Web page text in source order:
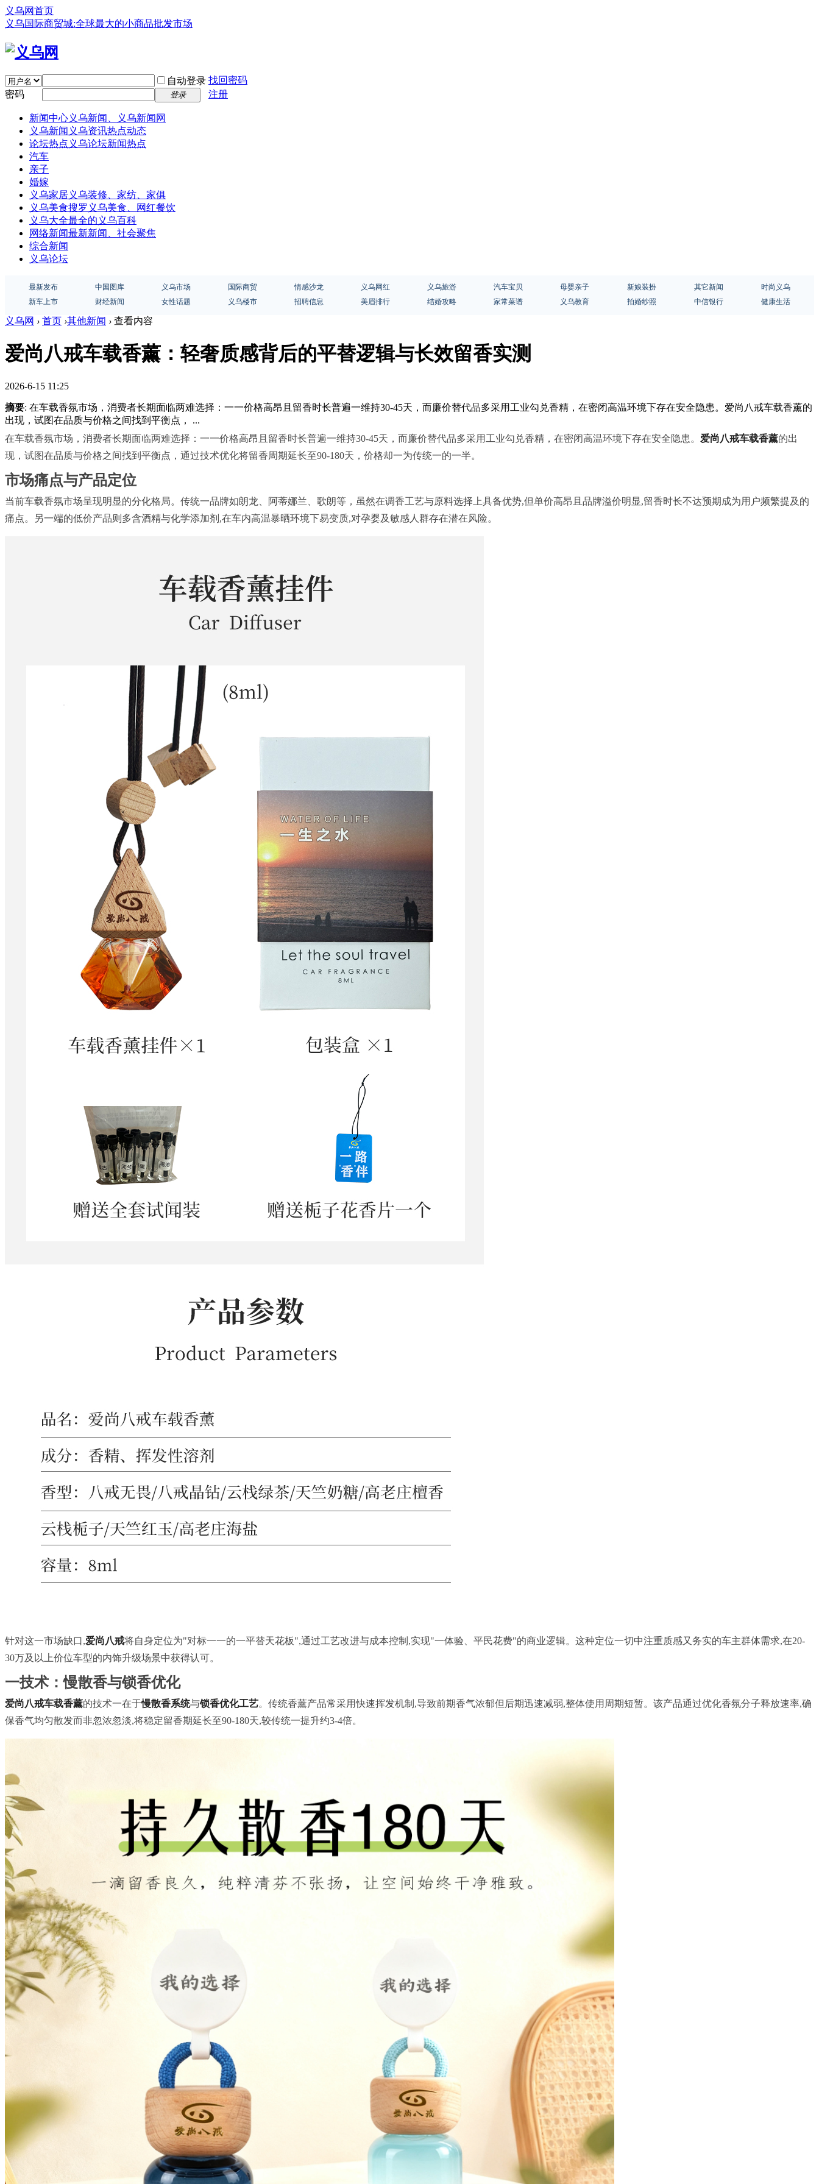
义乌网首页
义乌国际商贸城:全球最大的小商品批发市场
自动登录 找回密码
密码
登录 注册
新闻中心义乌新闻、义乌新闻网
义乌新闻 义乌资讯热点动态
论坛热点 义乌论坛新闻热点
汽车
亲子
婚嫁
义乌家居义乌装修、家纺、家俱
义乌美食搜罗义乌美食、网红餐饮
义乌大全最全的义乌百科
网络新闻最新新闻、社会聚焦
综合新闻
义乌论坛
最新发布 中国图库 义乌市场 国际商贸 情感沙龙 义乌网红 义乌旅游 汽车宝贝 母婴亲子 新娘装扮 其它新闻
时尚义乌
新车上市
财经新闻 女性话题 义乌楼市 招聘信息 美眉排行 结婚攻略 家常菜谱 义乌教育 拍婚纱照 中信银行 健康生活
义乌网 › 首页 ›其他新闻 › 查看内容
爱尚八戒车载香薰：轻奢质感背后的平替逻辑与长效留香实测
2026-6-15 11:25
摘要: 在车载香氛市场，消费者长期面临两难选择：一一价格高昂且留香时长普遍一维持30-45天，而廉价替代品多采用工业勾兑香精，在密闭高温环境下存在安全隐患。爱尚八戒车载香薰的
出现，试图在品质与价格之间找到平衡点， ...
在车载香氛市场，消费者长期面临两难选择：一一价格高昂且留香时长普遍一维持30-45天，而廉价替代品多采用工业勾兑香精，在密闭高温环境下存在安全隐患。 爱尚八戒车载香薰的出
现，试图在品质与价格之间找到平衡点，通过技术优化将留香周期延长至90-180天，价格却一为传统一的一半。
市场痛点与产品定位
当前车载香氛市场呈现明显的分化格局。传统一品牌如朗龙、阿蒂娜兰、歌朗等，虽然在调香工艺与原料选择上具备优势,但单价高昂且品牌溢价明显,留香时长不达预期成为用户频繁提及的
痛点。另一端的低价产品则多含酒精与化学添加剂,在车内高温暴晒环境下易变质,对孕婴及敏感人群存在潜在风险。
针对这一市场缺口,爱尚八戒将自身定位为"对标一一的一平替天花板",通过工艺改进与成本控制,实现"一体验、平民花费"的商业逻辑。这种定位一切中注重质感又务实的车主群体需求,在20-
30万及以上价位车型的内饰升级场景中获得认可。
一技术：慢散香与锁香优化
爱尚八戒车载香薰的技术一在于慢散香系统与锁香优化工艺。传统香薰产品常采用快速挥发机制,导致前期香气浓郁但后期迅速减弱,整体使用周期短暂。该产品通过优化香氛分子释放速率,确
保香气均匀散发而非忽浓忽淡,将稳定留香期延长至90-180天,较传统一提升约3-4倍。